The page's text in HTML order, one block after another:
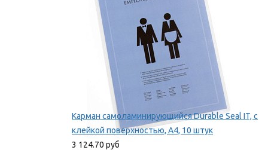
Карман самоламинирующийся Durable Seal IT, с
клейкой поверхностью, A4, 10 штук
3 124.70 руб